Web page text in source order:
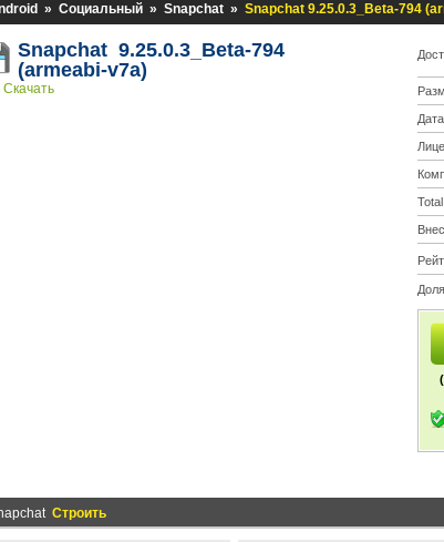
» Социальный » Snapchat » Snapchat 9.25.0.3_Beta-794
Snapchat 9.25.0.3_Beta-794
(armeabi-v7a)
Строить